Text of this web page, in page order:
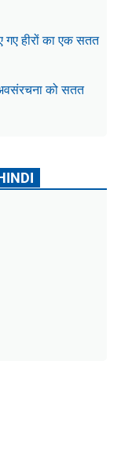
गए हीरों का एक सतत
अवसंरचना को सतत